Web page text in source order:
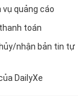
vụ quảng cáo
toán
nhận bản tin tự
DailyXe